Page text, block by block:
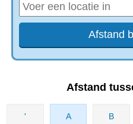
Afstand
' A B